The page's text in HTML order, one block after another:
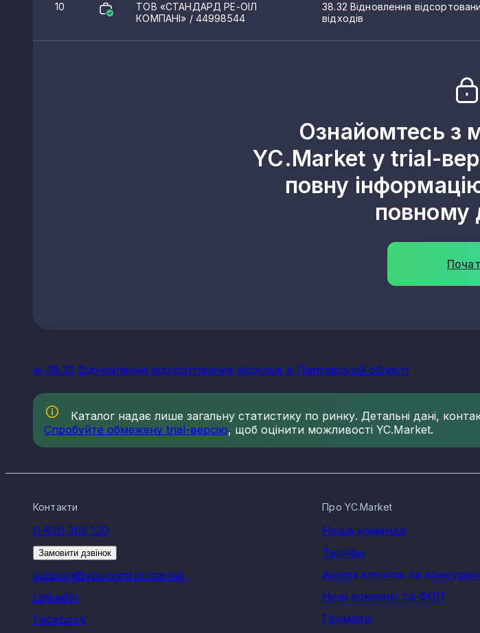
10
ТОВ «СТАНДАРД РЕ-ОІЛ
КОМПАНІ» / 44998544
38.32 Відновлення
відходів
Ознайомтесь з
YC.Market у trial-
повну
повному
<- 38.32 Відновлення відсортованих відходів в Полтавській області
Каталог надає лише загальну статистику по ринку. Детальні дані,
Спробуйте обмежену trial-версію, щоб оцінити можливості YC.Market.
Контакти
0 800 302 120
Замовити дзвінок
support@youcontrol.market
LinkedIn
Facebook
Про YC.Market
Наша команда
Тарифи
Аналіз клієнтів та
Нові компанії та ФОП
Громади